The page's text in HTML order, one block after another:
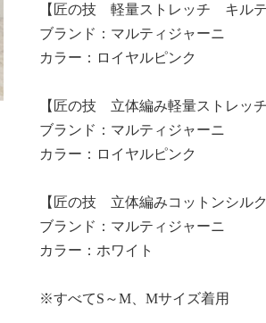
【匠の技 軽量ストレッチ キルテ
ブランド：マルティジャーニ
カラー：ロイヤルピンク
【匠の技 立体編み軽量ストレッ
ブランド：マルティジャーニ
カラー：ロイヤルピンク
【匠の技 立体編みコットンシルク
ブランド：マルティジャーニ
カラー：ホワイト
※すべてS～M、Mサイズ着用